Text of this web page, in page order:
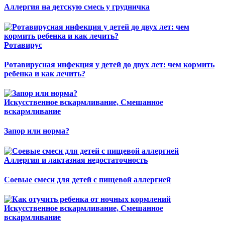
Аллергия на детскую смесь у грудничка
Ротавирус
Ротавирусная инфекция у детей до двух лет: чем кормить
ребенка и как лечить?
Искусственное вскармливание, Смешанное
вскармливание
Запор или норма?
Аллергия и лактазная недостаточность
Соевые смеси для детей с пищевой аллергией
Искусственное вскармливание, Смешанное
вскармливание